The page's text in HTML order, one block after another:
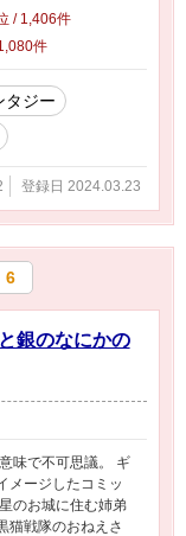
/ 1,406件
件
タジー
登録日 2024.03.23
6
銀のなにかの
味で不可思議。 ギ
メージしたコミッ
のお城に住む姉弟
猫戦隊のおねえさ